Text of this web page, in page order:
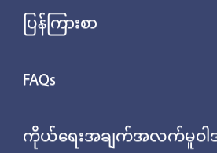
ပြန်ကြားစာ
FAQs
ကိုယ်ရေးအချက်အလက်မူဝါ